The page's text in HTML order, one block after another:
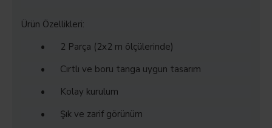
Ürün Özellikleri:
•
2 Parça (2x2 m ölçülerinde)
•
Cırtlı ve boru tanga uygun tasarım
•
Kolay kurulum
•
Şık ve zarif görünüm